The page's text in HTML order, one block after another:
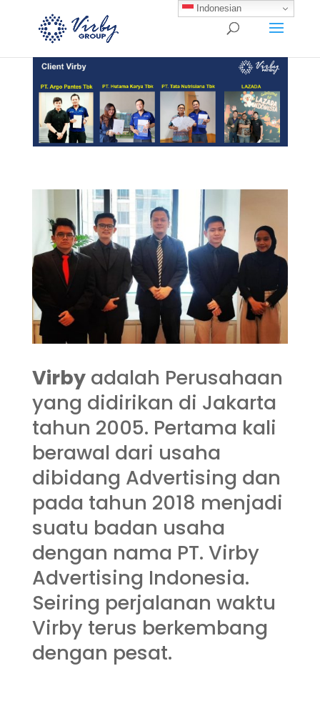
Virbyadalah Perusahaan
yang didirikan di Jakarta
tahun 2005. Pertama kali
berawal dari usaha
dibidang Advertising dan
pada tahun 2018 menjadi
suatu badan usaha
dengan nama PT. Virby
Advertising Indonesia.
Seiring perjalanan waktu
Virby terus berkembang
dengan pesat.
Indonesian